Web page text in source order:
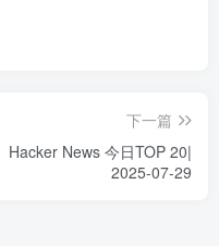
下一篇
Hacker News 今日TOP 20|
2025-07-29